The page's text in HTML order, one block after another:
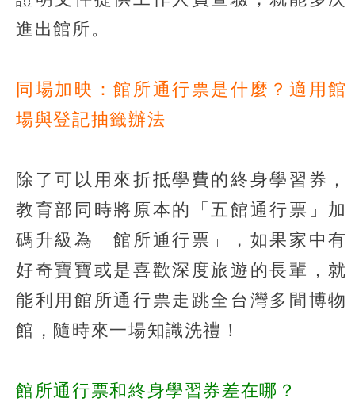
進出館所。
同場加映：館所通行票是什麼？適用館
場與登記抽籤辦法
除了可以用來折抵學費的終身學習券，
教育部同時將原本的「五館通行票」加
碼升級為「館所通行票」，如果家中有
好奇寶寶或是喜歡深度旅遊的長輩，就
能利用館所通行票走跳全台灣多間博物
館，隨時來一場知識洗禮！
館所通行票和終身學習券差在哪？